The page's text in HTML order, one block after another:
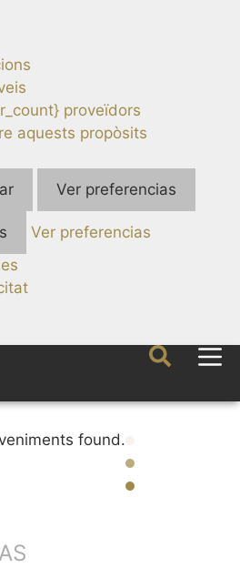
proveïdors
aquests propòsits
Ver preferencias
Ver preferencias
found.